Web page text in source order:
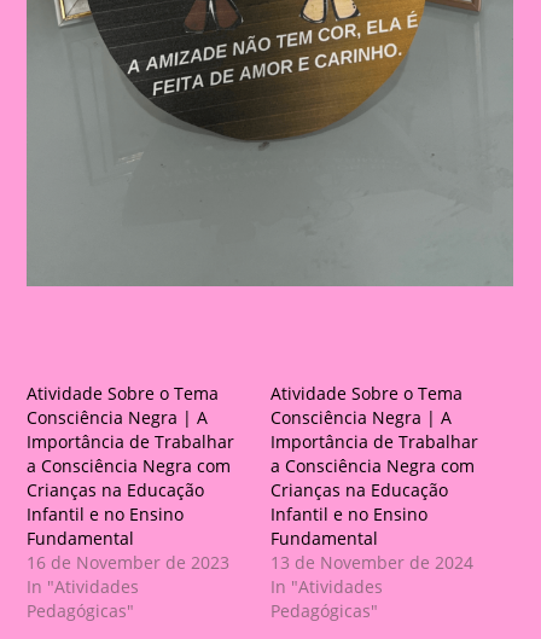
Atividade Sobre o Tema
Consciência Negra | A
Importância de Trabalhar
a Consciência Negra com
Crianças na Educação
Infantil e no Ensino
Fundamental
16 de November de 2023
In "Atividades
Pedagógicas"
Atividade Sobre o Tema
Consciência Negra | A
Importância de Trabalhar
a Consciência Negra com
Crianças na Educação
Infantil e no Ensino
Fundamental
13 de November de 2024
In "Atividades
Pedagógicas"